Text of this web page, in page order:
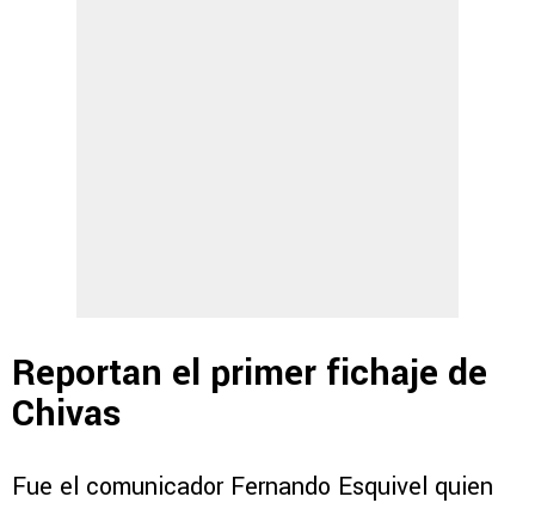
Reportan el primer fichaje de
Chivas
Fue el comunicador Fernando Esquivel quien